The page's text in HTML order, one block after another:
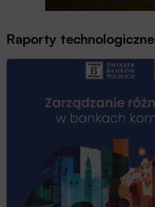
Raporty technologiczne